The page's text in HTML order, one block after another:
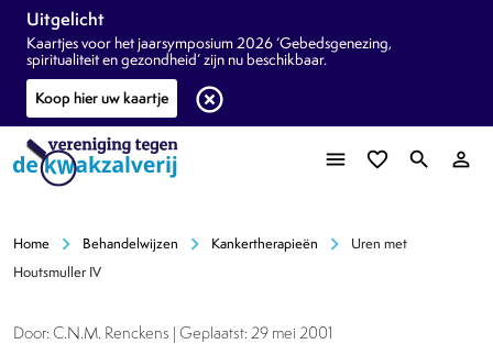
Uitgelicht
Kaartjes voor het jaarsymposium 2026 ‘Gebedsgenezing,
spiritualiteit en gezondheid’ zijn nu beschikbaar.
Koop hier uw kaartje
highlight_off
menu favorite_border search person_outline
Home chevron_right Behandelwijzen chevron_right Kankertherapieën chevron_right
Uren met
Houtsmuller IV
Door: C.N.M. Renckens | Geplaatst: 29 mei 2001